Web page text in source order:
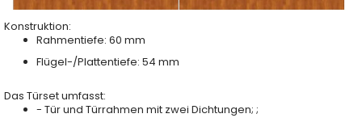
Konstruktion:
Rahmentiefe: 60 mm
Flügel-/Plattentiefe: 54 mm
Das Türset umfasst:
- Tür und Türrahmen mit zwei Dichtungen; ;